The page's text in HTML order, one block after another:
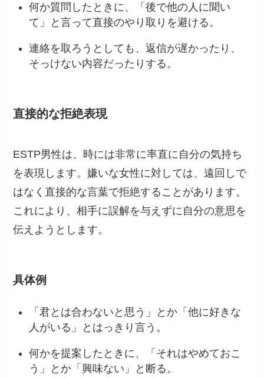
何か質問したときに、「後で他の人に聞い
て」と言って直接のやり取りを避ける。
連絡を取ろうとしても、返信が遅かったり、
そっけない内容だったりする。
直接的な拒絶表現
ESTP男性は、時には非常に率直に自分の気持ち
を表現します。嫌いな女性に対しては、遠回しで
はなく直接的な言葉で拒絶することがあります。
これにより、相手に誤解を与えずに自分の意思を
伝えようとします。
具体例
「君とは合わないと思う」とか「他に好きな
人がいる」とはっきり言う。
何かを提案したときに、「それはやめておこ
う」とか「興味ない」と断る。